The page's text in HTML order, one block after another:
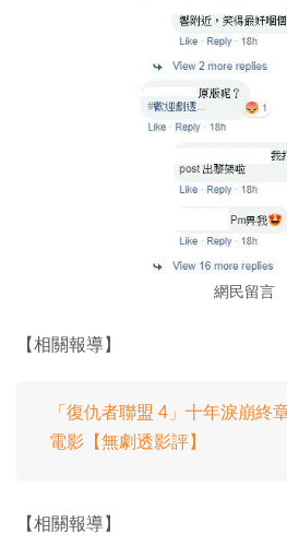
網民留言
【相關報導】
「復仇者聯盟 4」十年淚崩終
電影【無劇透影評】
【相關報導】